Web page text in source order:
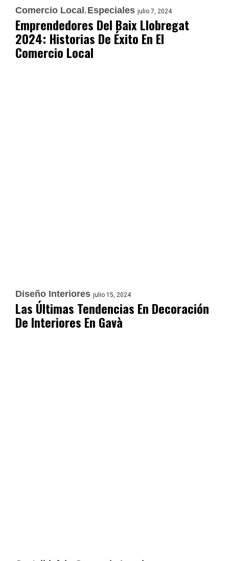
Comercio Local Especiales julio 7, 2024
Emprendedores Del Baix Llobregat
2024: Historias De Éxito En El
Comercio Local
Diseño Interiores julio 15, 2024
Las Últimas Tendencias En Decoración
De Interiores En Gavà